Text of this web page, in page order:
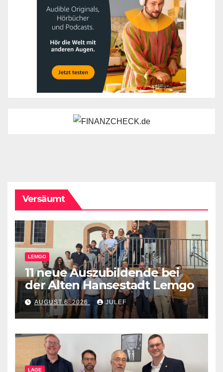
Versäumt
LEMGO
11 neue Auszubildende bei
der Alten Hansestadt Lemgo
AUGUST 6, 2026 JULEF
LAGE